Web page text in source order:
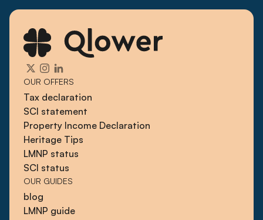
OUR OFFERS
Tax declaration
SCI statement
Property Income Declaration
Heritage Tips
LMNP status
SCI status
OUR GUIDES
blog
LMNP guide